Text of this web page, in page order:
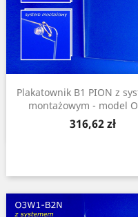
Plakatownik B1 PION z
montażowym - model
Cena
316,62 zł